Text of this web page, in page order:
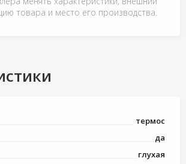
товара и место его производства.
термос
да
глухая